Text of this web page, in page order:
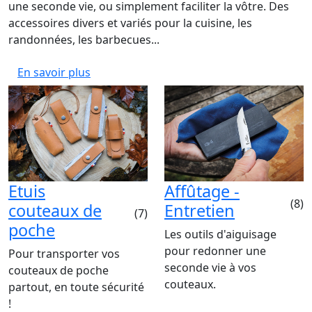
une seconde vie, ou simplement faciliter la vôtre. Des
accessoires divers et variés pour la cuisine, les
randonnées, les barbecues...
En savoir plus
Etuis
couteaux de
poche
(7)
Pour transporter vos
couteaux de poche
partout, en toute sécurité
!
Affûtage -
Entretien
(8)
Les outils d'aiguisage
pour redonner une
seconde vie à vos
couteaux.